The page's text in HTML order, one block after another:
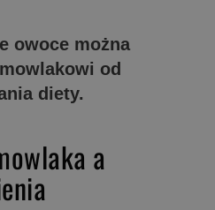
owoce można
od
diety.
a